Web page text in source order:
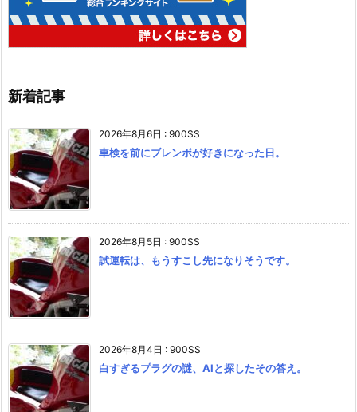
新着記事
2026年8月6日 : 900SS
車検を前にブレンボが好きになった日。
2026年8月5日 : 900SS
試運転は、もうすこし先になりそうです。
2026年8月4日 : 900SS
白すぎるプラグの謎、AIと探したその答え。